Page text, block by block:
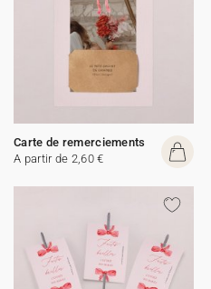
Carte de remerciements
A partir de 2,60 €